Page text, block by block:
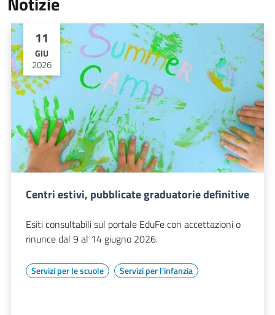
11
GIU
2026
Centri estivi, pubblicate graduatorie definitive
Esiti consultabili sul portale EduFe con accettazioni o
rinunce dal 9 al 14 giugno 2026.
Servizi per le scuole Servizi per l'infanzia